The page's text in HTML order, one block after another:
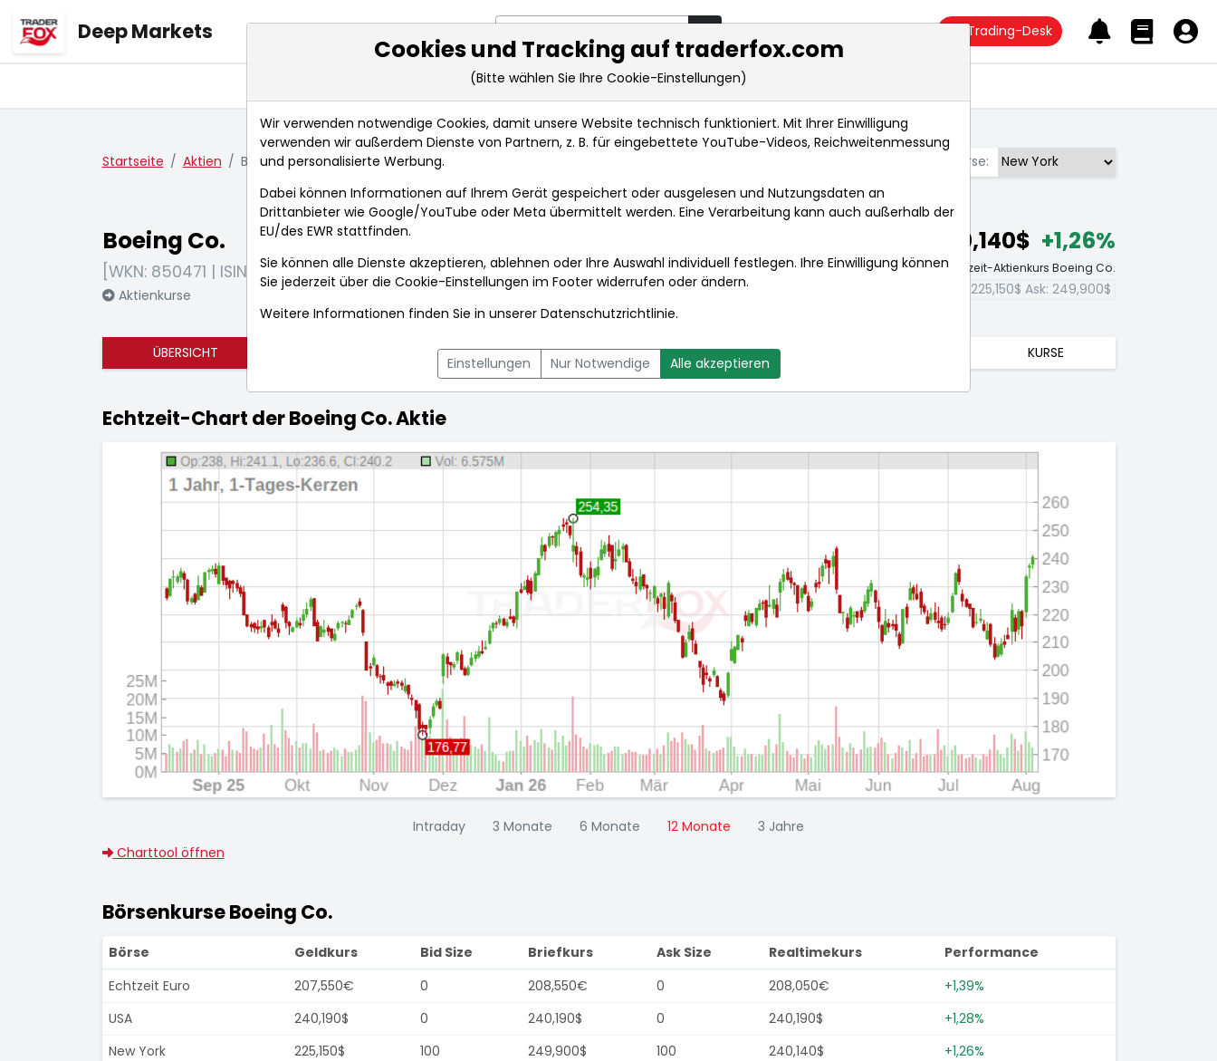
Deep Markets Trading-Desk
Markt-Analysen Market Tools Realtimekurse Nachrichten
Startseite Aktien Boeing Co. Börse:
Boeing Co.
[WKN: 850471 | ISIN: US0970231058]
Aktienkurse
240,140$ +1,26%
Echtzeit-Aktienkurs Boeing Co.
225,150$ Ask: 249,900$
ÜBERSICHT NACHRICHTEN CHARTTOOL KURSE
Echtzeit-Chart der Boeing Co. Aktie
Intraday 3 Monate 6 Monate 12 Monate
3 Jahre
Charttool öffnen
Börsenkurse Boeing Co.
Börse Geldkurs Bid Size Briefkurs Ask Size Realtimekurs
Performance
Echtzeit Euro
207,550€ 0 208,550€ 0 208,050€
+1,39%
USA
240,190$ 0 240,190$ 0 240,190$
+1,28%
New York
225,150$ 100 249,900$ 100 240,140$
+1,26%
Cookies und Tracking auf traderfox.com
(Bitte wählen Sie Ihre Cookie-Einstellungen)
Wir verwenden notwendige Cookies, damit unsere Website technisch funktioniert. Mit Ihrer Einwilligung
verwenden wir außerdem Dienste von Partnern, z. B. für eingebettete YouTube-Videos, Reichweitenmessung
und personalisierte Werbung.
Dabei können Informationen auf Ihrem Gerät gespeichert oder ausgelesen und Nutzungsdaten an
Drittanbieter wie Google/YouTube oder Meta übermittelt werden. Eine Verarbeitung kann auch außerhalb der
EU/des EWR stattfinden.
Sie können alle Dienste akzeptieren, ablehnen oder Ihre Auswahl individuell festlegen. Ihre Einwilligung können
Sie jederzeit über die Cookie-Einstellungen im Footer widerrufen oder ändern.
Weitere Informationen finden Sie in unserer Datenschutzrichtlinie.
Einstellungen Nur Notwendige Alle akzeptieren